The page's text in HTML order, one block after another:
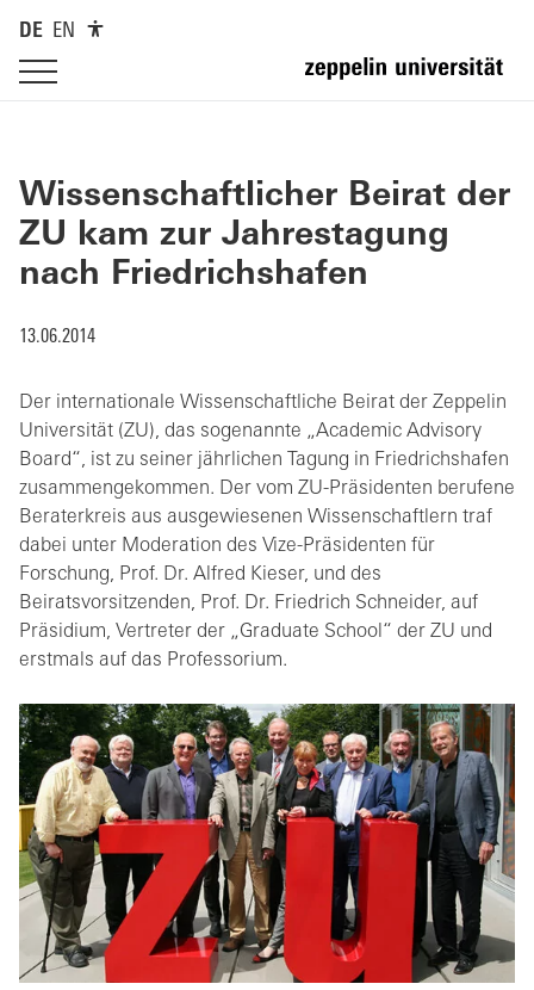
DE EN
Wissenschaftlicher Beirat der
ZU kam zur Jahrestagung
nach Friedrichshafen
13.06.2014
Der internationale Wissenschaftliche Beirat der Zeppelin
Universität (ZU), das sogenannte „Academic Advisory
Board“, ist zu seiner jährlichen Tagung in Friedrichshafen
zusammengekommen. Der vom ZU-Präsidenten berufene
Beraterkreis aus ausgewiesenen Wissenschaftlern traf
dabei unter Moderation des Vize-Präsidenten für
Forschung, Prof. Dr. Alfred Kieser, und des
Beiratsvorsitzenden, Prof. Dr. Friedrich Schneider, auf
Präsidium, Vertreter der „Graduate School“ der ZU und
erstmals auf das Professorium.